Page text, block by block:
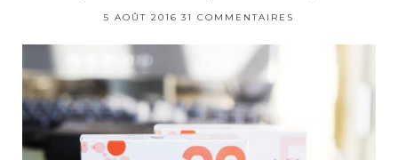
5 AOÛT 2016 31 COMMENTAIRES